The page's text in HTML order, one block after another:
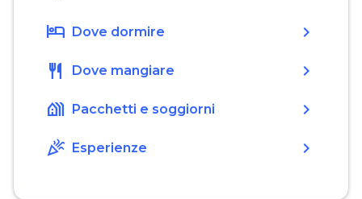
hotel Dove dormire chevron_right
restaurant Dove mangiare chevron_right
holiday_village Pacchetti e soggiorni chevron_right
celebration Esperienze chevron_right